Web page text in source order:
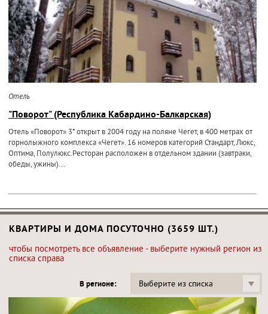
Отель
"Поворот" (Республика Кабардино-Балкарская)
Отель «Поворот» 3* открыт в 2004 году на поляне Чегет, в 400 метрах от
горнолыжного комплекса «Чегет». 16 номеров категорий Стандарт, Люкс,
Оптима, Полулюкс.Ресторан расположен в отдельном здании (завтраки,
обеды, ужины)...
КВАРТИРЫ И ДОМА ПОСУТОЧНО (3659 ШТ.)
чтобы посмотреть все объявление - выберите нужный регион из
списка справа
В регионе: Выберите из списка